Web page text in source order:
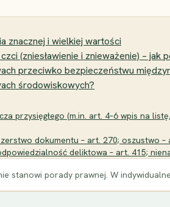
znacznej i wielkiej wartości
(zniesławienie i znieważenie) – jak
przeciwko bezpieczeństwu
środowiskowych?
przysięgłego (m.in. art. 4–6 wpis na
dokumentu – art. 270; oszustwo –
deliktowa – art. 415;
stanowi porady prawnej. W